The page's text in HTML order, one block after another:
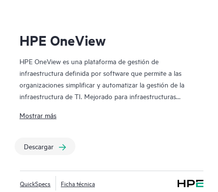
HPE OneView
HPE OneView es una plataforma de gestión de
infraestructura definida por software que permite a las
organizaciones simplificar y automatizar la gestión de la
infraestructura de TI. Mejorado para infraestructuras
HPE OneView ofrece una interfaz centralizada para
los dispositivos de red, garantizando una integración fluida
OneView para implementar, aprovisionar y actualizar mejora
la eficiencia operativa de los usuarios y acelera la prestación
Mostrar más
Descargar
QuickSpecs Ficha técnica